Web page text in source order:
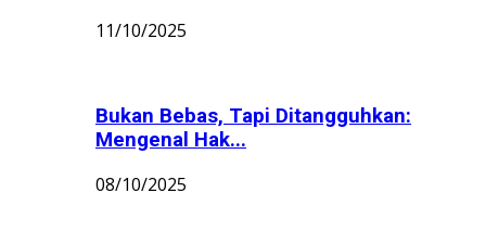
11/10/2025
Bukan Bebas, Tapi Ditangguhkan:
Mengenal Hak...
08/10/2025